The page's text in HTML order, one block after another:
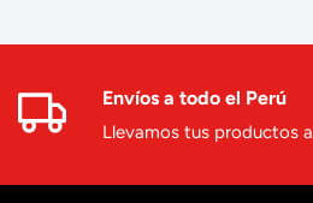
Envíos a todo el Perú
Llevamos tus productos